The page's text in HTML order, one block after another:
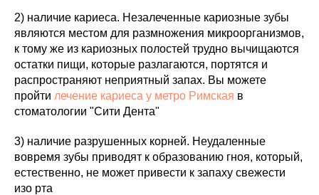
2) наличие кариеса. Незалеченные кариозные зубы
являются местом для размножения микроорганизмов,
к тому же из кариозных полостей трудно вычищаются
остатки пищи, которые разлагаются, портятся и
распространяют неприятный запах. Вы можете
пройти лечение кариеса у метро Римская в
стоматологии "Сити Дента"
3) наличие разрушенных корней. Неудаленные
вовремя зубы приводят к образованию гноя, который,
естественно, не может привести к запаху свежести
изо рта